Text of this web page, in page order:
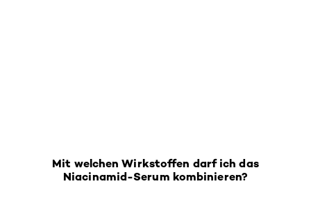
Mit welchen Wirkstoffen darf ich das
Niacinamid-Serum kombinieren?